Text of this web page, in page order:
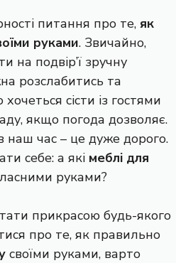
питання про те, як
руками. Звичайно,
на подвір’ї зручну
розслабитись та
сісти із гостями
якщо погода дозволяє.
наш час – це дуже дорого.
себе: а які меблі для
руками?
прикрасою будь-якого
про те, як правильно
своїми руками, варто